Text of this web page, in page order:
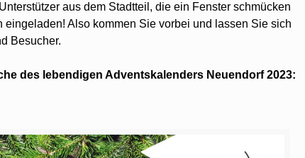
aus dem Stadtteil, die ein Fenster schmücken
Also kommen Sie vorbei und lassen Sie sich
Besucher.
des lebendigen Adventskalenders Neuendorf 2023: